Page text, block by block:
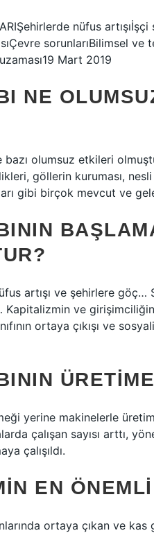
nüfus artışıİşçi
sorunlarıBilimsel ve
Mart 2019
NE
olumsuz etkileri
göllerin kuruması,
gibi birçok mevcut ve
artışı ve şehirlere
Kapitalizmin ve
ortaya çıkışı ve
yerine makinelerle
çalışan sayısı arttı,
çalışıldı.
EN
ortaya çıkan ve